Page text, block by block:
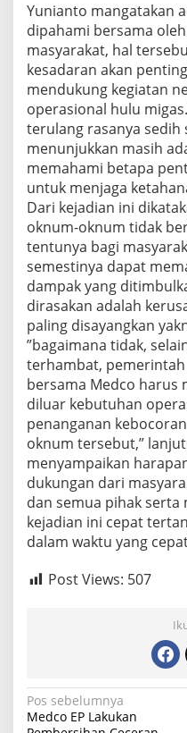
Yunianto mangatakan
dipahami bersama
masyarakat, hal
kesadaran akan
mendukung kegiatan
operasional hulu
terulang rasanya sedih
menunjukkan masih
memahami betapa
untuk menjaga
Dari kejadian ini
oknum-oknum tidak
tentunya bagi
semestinya dapat
dampak yang
dirasakan adalah
paling disayangkan
”bagaimana tidak,
terhambat, pemerintah
bersama Medco harus
diluar kebutuhan
penanganan
oknum tersebut,”
menyampaikan
dukungan dari
dan semua pihak
kejadian ini cepat
dalam waktu yang
Post Views: 507
N
Pos sebelumnya
Medco EP Lakukan